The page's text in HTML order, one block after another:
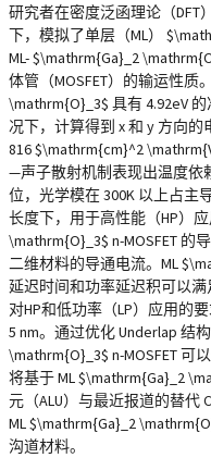
研究者在密度泛函理论（DFT
下，模拟了单层（ML）
ML- $\mathrm{Ga}_2
体管（MOSFET）的输运性质
\mathrm{O}_3$ 具有 4.92eV
况下，计算得到 x 和 y 方向的
816 $\mathrm{cm}^2
—声子散射机制表现出温度依
位，光学模在 300K 以上占主
长度下，用于高性能（HP）
\mathrm{O}_3$ n-MOSFET 的
二维材料的导通电流。ML
延迟时间和功率延迟积可以满
对HP和低功率（LP）应用的
5 nm。通过优化 Underlap 结
\mathrm{O}_3$ n-MOSFET 可
将基于 ML $\mathrm{Ga}_2
元（ALU）与最近报道的替代
ML $\mathrm{Ga}_2
沟道材料。